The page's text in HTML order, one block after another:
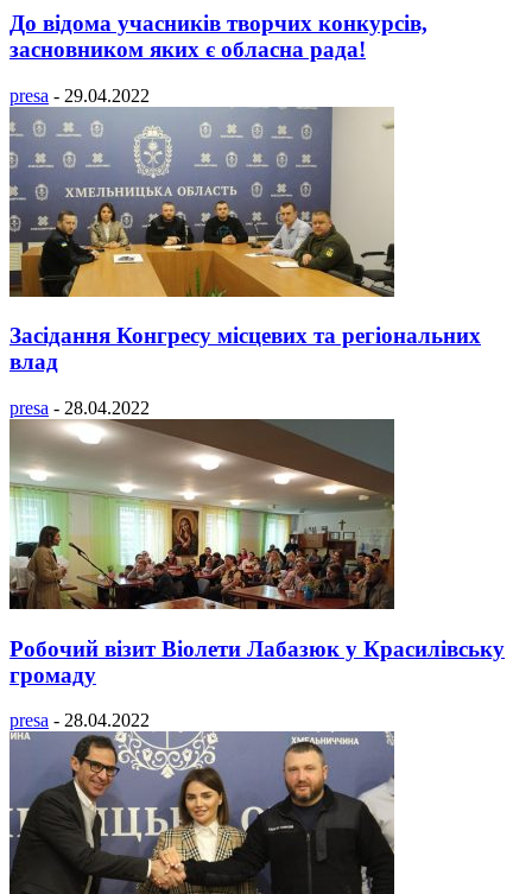
До відома учасників творчих конкурсів,
засновником яких є обласна рада!
presa - 29.04.2022
Засідання Конгресу місцевих та регіональних
влад
presa - 28.04.2022
Робочий візит Віолети Лабазюк у Красилівську
громаду
presa - 28.04.2022